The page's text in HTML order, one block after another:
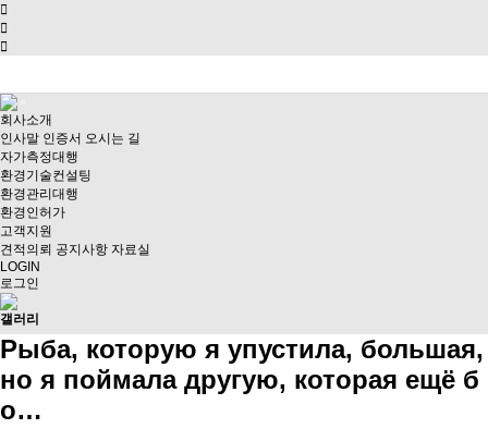
회사소개
인사말 인증서 오시는 길
자가측정대행
환경기술컨설팅
환경관리대행
환경인허가
고객지원
견적의뢰 공지사항 자료실
LOGIN
로그인
갤러리
Рыба, которую я упустила, большая,
но я поймала другую, которая ещё б
о…